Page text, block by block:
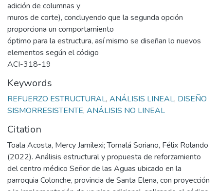
adición de columnas y
muros de corte), concluyendo que la segunda opción
proporciona un comportamiento
óptimo para la estructura, así mismo se diseñan lo nuevos
elementos según el código
ACI-318-19
Keywords
REFUERZO ESTRUCTURAL, ANÁLISIS LINEAL, DISEÑO
SISMORRESISTENTE, ANÁLISIS NO LINEAL
Citation
Toala Acosta, Mercy Jamilexi; Tomalá Soriano, Félix Rolando
(2022). Análisis estructural y propuesta de reforzamiento
del centro médico Señor de las Aguas ubicado en la
parroquia Colonche, provincia de Santa Elena, con proyección